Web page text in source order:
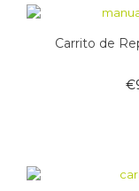
Carrito de
€